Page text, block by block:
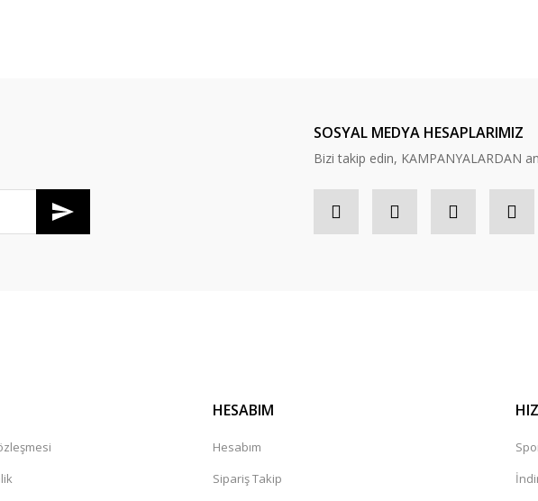
SOSYAL MEDYA HESAPLARIMIZ
Bizi takip edin, KAMPANYALARDAN
HESABIM
Hesabım
Sipariş Takip